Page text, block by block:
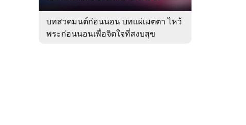
บทสวดมนต์ก่อนนอน บทแผ่เมตตา ไหว้
พระก่อนนอนเพื่อจิตใจที่สงบสุข